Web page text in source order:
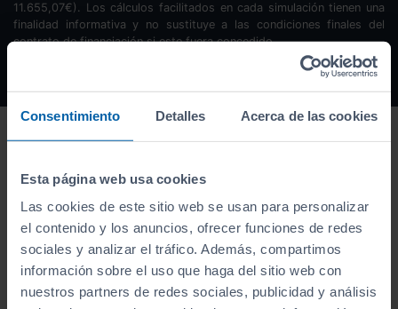
Consentimiento Detalles Acerca de las cookies
Esta página web usa cookies
Las cookies de este sitio web se usan para personalizar
el contenido y los anuncios, ofrecer funciones de redes
sociales y analizar el tráfico. Además, compartimos
información sobre el uso que haga del sitio web con
nuestros partners de redes sociales, publicidad y análisis
11.655,07€). Los cálculos facilitados en cada simulación tienen una
finalidad informativa y no sustituye a las condiciones finales del
contrato de financiación si este fuera concedido.